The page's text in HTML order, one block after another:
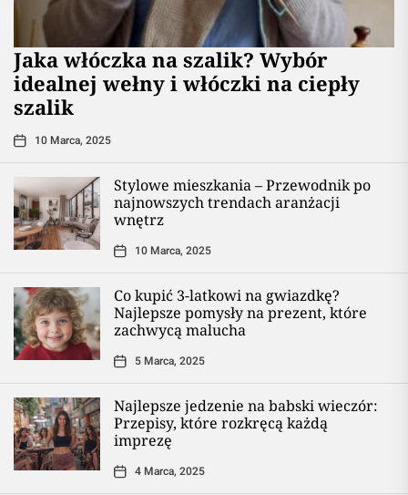
Jaka włóczka na szalik? Wybór
idealnej wełny i włóczki na ciepły
szalik
10 Marca, 2025
Stylowe mieszkania – Przewodnik po
najnowszych trendach aranżacji
wnętrz
10 Marca, 2025
Co kupić 3-latkowi na gwiazdkę?
Najlepsze pomysły na prezent, które
zachwycą malucha
5 Marca, 2025
Najlepsze jedzenie na babski wieczór:
Przepisy, które rozkręcą każdą
imprezę
4 Marca, 2025